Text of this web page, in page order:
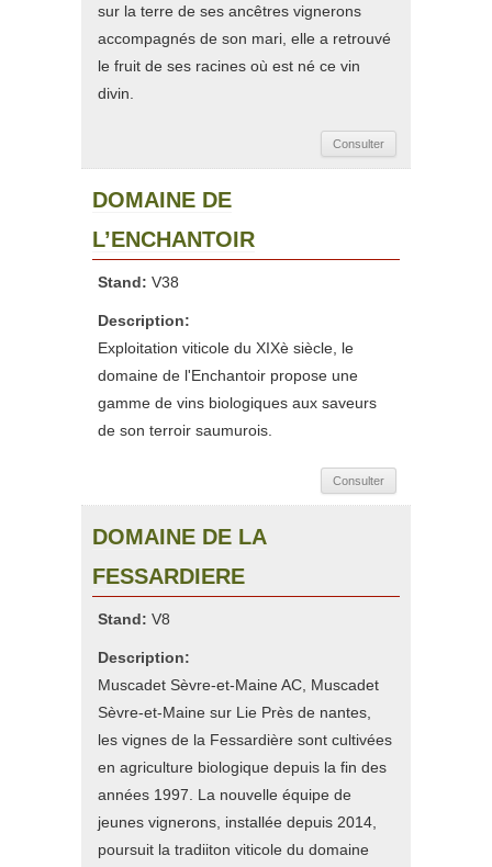
sur la terre de ses ancêtres vignerons
accompagnés de son mari, elle a retrouvé
le fruit de ses racines où est né ce vin
divin.
Consulter
DOMAINE DE
L’ENCHANTOIR
Stand: V38
Description:
Exploitation viticole du XIXè siècle, le
domaine de l'Enchantoir propose une
gamme de vins biologiques aux saveurs
de son terroir saumurois.
Consulter
DOMAINE DE LA
FESSARDIERE
Stand: V8
Description:
Muscadet Sèvre-et-Maine AC, Muscadet
Sèvre-et-Maine sur Lie Près de nantes,
les vignes de la Fessardière sont cultivées
en agriculture biologique depuis la fin des
années 1997. La nouvelle équipe de
jeunes vignerons, installée depuis 2014,
poursuit la tradiiton viticole du domaine